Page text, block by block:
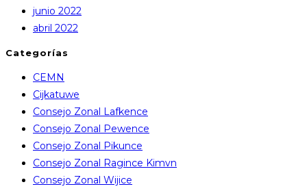
junio 2022
abril 2022
Categorías
CEMN
Cijkatuwe
Consejo Zonal Lafkence
Consejo Zonal Pewence
Consejo Zonal Pikunce
Consejo Zonal Ragince Kimvn
Consejo Zonal Wijice